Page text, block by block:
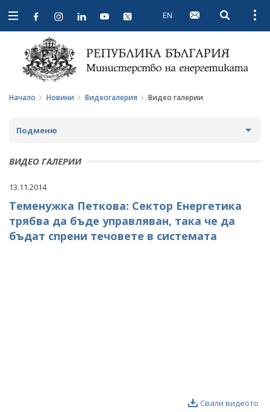
Open
navigation
EN Open
Начало Новини Видеогалерия Видео галерии
Подменю
НОВИНИ
ПРЕДСТОЯЩИ СЪБИТИЯ
ЗА ОБЩЕСТВЕНО ОБСЪЖДАНЕ
ПРОЕКТИ ЗА ОБЩЕСТВЕНО ОБСЪЖДАНЕ
ИНТЕРВЮТА
ВИДЕО ГАЛЕРИИ
13.11.2014
Теменужка Петкова: Сектор Енергетика
трябва да бъде управляван, така че да
бъдат спрени течовете в системата
Свали видеото